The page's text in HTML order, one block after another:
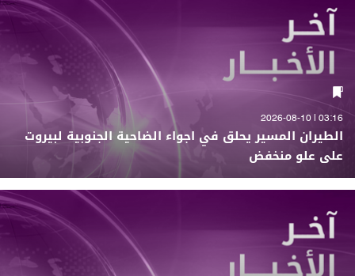
03:16 | 2026-08-10
الطيران المسير يحلق في اجواء الضاحية الجنوبية لبيروت
على علو منخفض